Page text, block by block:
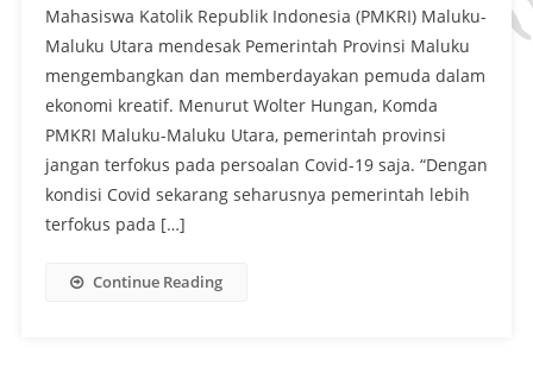
Mahasiswa Katolik Republik Indonesia (PMKRI) Maluku-
Maluku Utara mendesak Pemerintah Provinsi Maluku
mengembangkan dan memberdayakan pemuda dalam
ekonomi kreatif. Menurut Wolter Hungan, Komda
PMKRI Maluku-Maluku Utara, pemerintah provinsi
jangan terfokus pada persoalan Covid-19 saja. “Dengan
kondisi Covid sekarang seharusnya pemerintah lebih
terfokus pada […]
Continue Reading